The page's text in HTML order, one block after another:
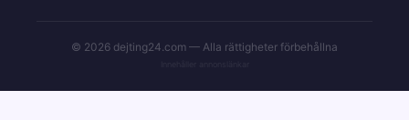
© 2026 dejting24.com — Alla rättigheter förbehållna